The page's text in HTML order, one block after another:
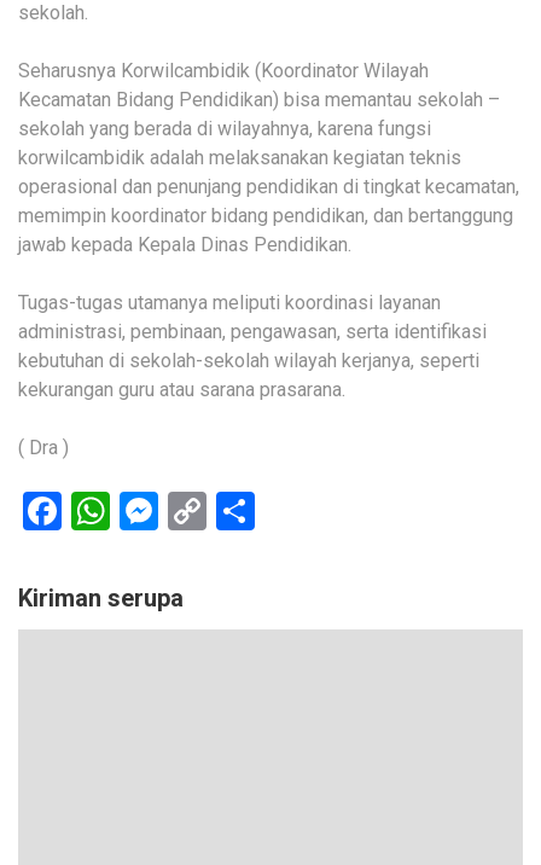
sekolah.
Seharusnya Korwilcambidik (Koordinator Wilayah
Kecamatan Bidang Pendidikan) bisa memantau sekolah –
sekolah yang berada di wilayahnya, karena fungsi
korwilcambidik adalah melaksanakan kegiatan teknis
operasional dan penunjang pendidikan di tingkat kecamatan,
memimpin koordinator bidang pendidikan, dan bertanggung
jawab kepada Kepala Dinas Pendidikan.
Tugas-tugas utamanya meliputi koordinasi layanan
administrasi, pembinaan, pengawasan, serta identifikasi
kebutuhan di sekolah-sekolah wilayah kerjanya, seperti
kekurangan guru atau sarana prasarana.
( Dra )
Facebook
WhatsApp
Messenger
Copy
Kiriman serupa